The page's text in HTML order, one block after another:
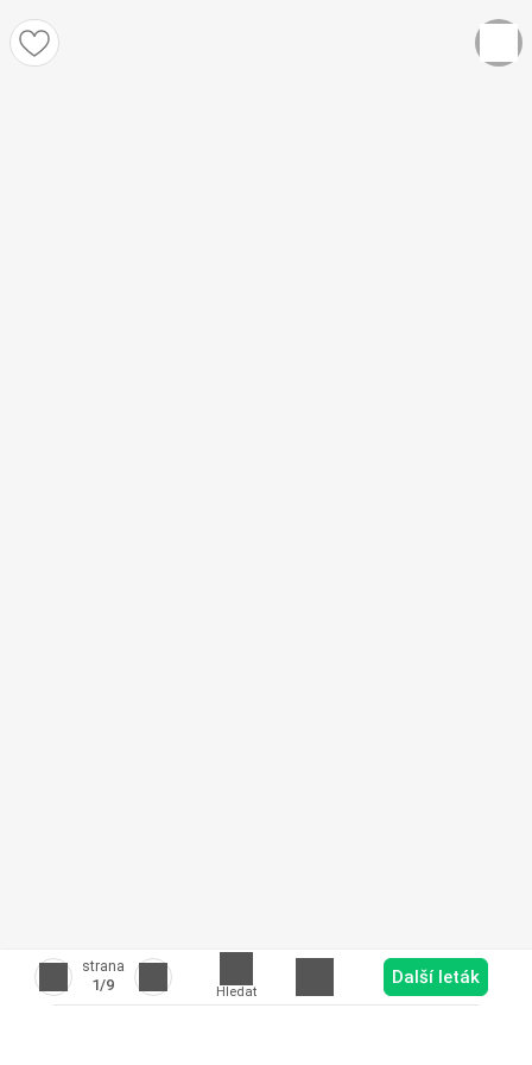
strana
1/9 Hledat
Další leták